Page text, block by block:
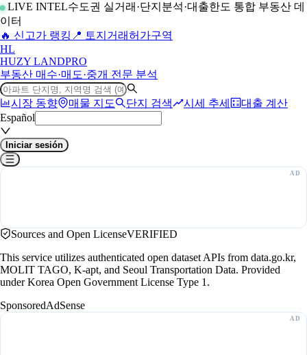
LIVE INTEL수도권 실거래·단지분석·대출한도 통합 부동산 데
이터
🔥 신고가 랭킹 📍 토지거래허가구역
HL
HUZY LANDPRO
부동산 매수·매도·중개 전문 분석
시장 동향 매물 지도 단지 검색 시세 추세
대출 계산
Español
Iniciar sesión
Sources and Open LicenseVERIFIED
This service utilizes authenticated open dataset APIs from data.go.kr,
MOLIT TAGO, K-apt, and Seoul Transportation Data. Provided
under Korea Open Government License Type 1.
SponsoredAdSense